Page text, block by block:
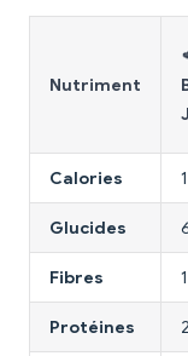
Nutriment
Calories
Glucides
Fibres
Protéines